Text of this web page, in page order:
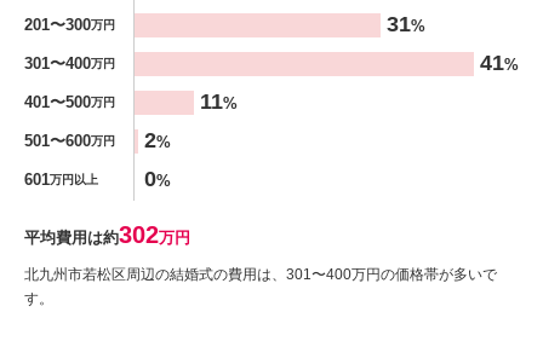
201〜300万円 31%
301〜400万円 41%
401〜500万円 11%
501〜600万円 2%
601万円以上 0%
平均費用は約302万円
北九州市若松区周辺の結婚式の費用は、301〜400万円の価格帯が多いで
す。